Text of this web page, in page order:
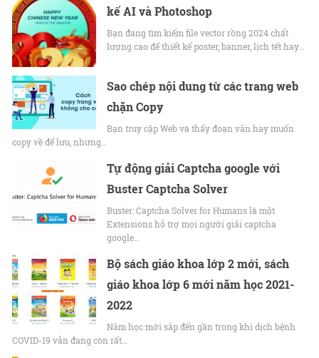
kế AI và Photoshop
Bạn đang tìm kiếm file vector rồng 2024 chất
lượng cao để thiết kế poster, banner, lịch tết hay…
Sao chép nội dung từ các trang web
chặn Copy
Bạn truy cập Web và thấy đoạn văn hay muốn
copy về để lưu, nhưng…
Tự động giải Captcha google với
Buster Captcha Solver
Buster: Captcha Solver for Humans là một
Extensions hỗ trợ mọi người giải captcha
google…
Bộ sách giáo khoa lớp 2 mới, sách
giáo khoa lớp 6 mới năm học 2021-
2022
Năm học mới sắp đến gần trong khi dịch bệnh
COVID-19 vẫn đang còn rất…